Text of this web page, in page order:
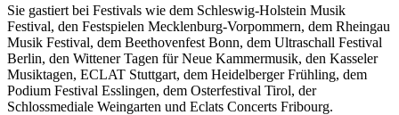
Sie gastiert bei Festivals wie dem Schleswig-Holstein Musik
Festival, den Festspielen Mecklenburg-Vorpommern, dem Rheingau
Musik Festival, dem Beethovenfest Bonn, dem Ultraschall Festival
Berlin, den Wittener Tagen für Neue Kammermusik, den Kasseler
Musiktagen, ECLAT Stuttgart, dem Heidelberger Frühling, dem
Podium Festival Esslingen, dem Osterfestival Tirol, der
Schlossmediale Weingarten und Eclats Concerts Fribourg.